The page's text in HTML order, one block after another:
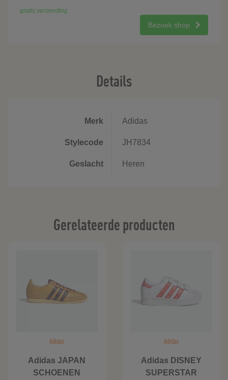
gratis verzending
Bezoek shop
Details
Merk Adidas
Stylecode JH7834
Geslacht Heren
Gerelateerde producten
Adidas
Adidas JAPAN
SCHOENEN
Adidas
Adidas DISNEY
SUPERSTAR